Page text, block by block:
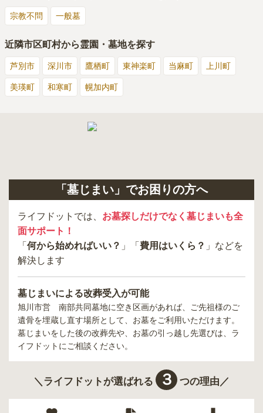
宗教不問 一般墓
近隣市区町村から霊園・墓地を探す
芦別市 深川市 鷹栖町 東神楽町 当麻町 上川町
美瑛町 和寒町 幌加内町
「墓じまい」でお困りの方へ
ライフドットでは、 お墓探しだけでなく墓じまいも全
面サポート！
「 何から始めればいい？ 」「 費用はいくら？ 」などを
解決します
墓じまいによる改葬受入が可能
旭川市営 南部共同墓地に空き区画があれば、ご先祖様のご
遺骨を埋蔵し直す場所として、お墓をご利用いただけます。
墓じまいをした後の改葬先や、お墓の引っ越し先選びは、ラ
イフドットにご相談ください。
＼ライフドットが選ばれる ３ つの理由／